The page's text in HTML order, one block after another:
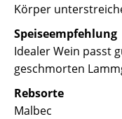
Körper
Speiseempfehlung
Idealer Wein passt
geschmorten
Rebsorte
Malbec